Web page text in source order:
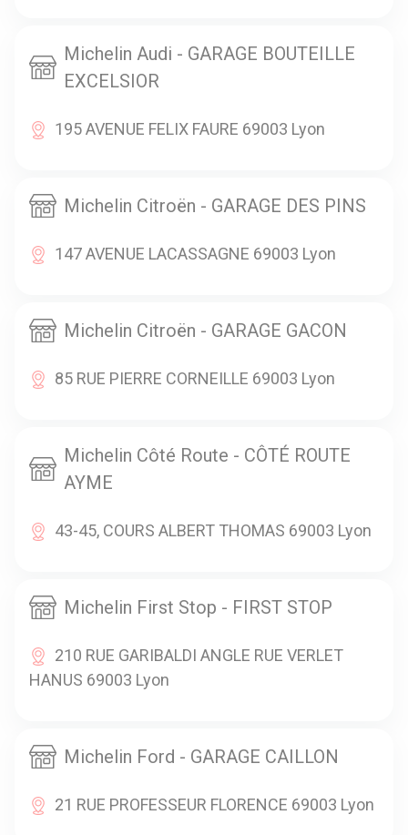
Michelin Audi - GARAGE BOUTEILLE
EXCELSIOR
195 AVENUE FELIX FAURE 69003 Lyon
Michelin Citroën - GARAGE DES PINS
147 AVENUE LACASSAGNE 69003 Lyon
Michelin Citroën - GARAGE GACON
85 RUE PIERRE CORNEILLE 69003 Lyon
Michelin Côté Route - CÔTÉ ROUTE
AYME
43-45, COURS ALBERT THOMAS 69003 Lyon
Michelin First Stop - FIRST STOP
210 RUE GARIBALDI ANGLE RUE VERLET
HANUS 69003 Lyon
Michelin Ford - GARAGE CAILLON
21 RUE PROFESSEUR FLORENCE 69003 Lyon